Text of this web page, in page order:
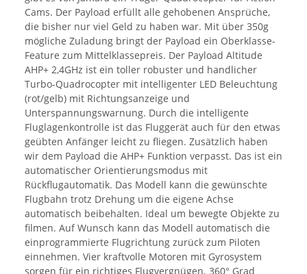
Cams. Der Payload erfüllt alle gehobenen Ansprüche,
die bisher nur viel Geld zu haben war. Mit über 350g
mögliche Zuladung bringt der Payload ein Oberklasse-
Feature zum Mittelklassepreis. Der Payload Altitude
AHP+ 2,4GHz ist ein toller robuster und handlicher
Turbo-Quadrocopter mit intelligenter LED Beleuchtung
(rot/gelb) mit Richtungsanzeige und
Unterspannungswarnung. Durch die intelligente
Fluglagenkontrolle ist das Fluggerät auch für den etwas
geübten Anfänger leicht zu fliegen. Zusätzlich haben
wir dem Payload die AHP+ Funktion verpasst. Das ist ein
automatischer Orientierungsmodus mit
Rückflugautomatik. Das Modell kann die gewünschte
Flugbahn trotz Drehung um die eigene Achse
automatisch beibehalten. Ideal um bewegte Objekte zu
filmen. Auf Wunsch kann das Modell automatisch die
einprogrammierte Flugrichtung zurück zum Piloten
einnehmen. Vier kraftvolle Motoren mit Gyrosystem
sorgen für ein richtiges Flugvergnügen. 360° Grad